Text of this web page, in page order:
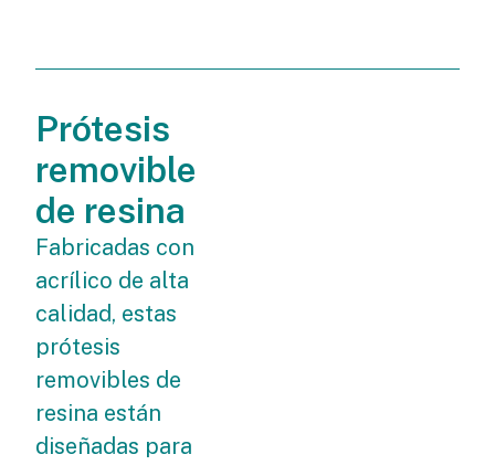
Prótesis
removible
de resina
Fabricadas con
acrílico de alta
calidad, estas
prótesis
removibles de
resina están
diseñadas para